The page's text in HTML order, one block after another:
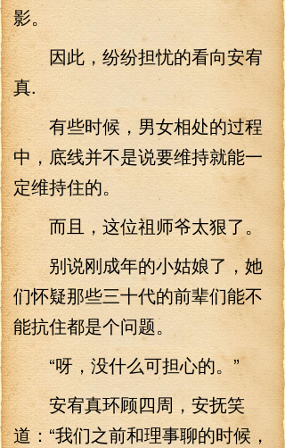
影。
因此，纷纷担忧的看向安宥
真.
有些时候，男女相处的过程
中，底线并不是说要维持就能一
定维持住的。
而且，这位祖师爷太狠了。
别说刚成年的小姑娘了，她
们怀疑那些三十代的前辈们能不
能抗住都是个问题。
“呀，没什么可担心的。”
安宥真环顾四周，安抚笑
道：“我们之前和理事聊的时候，